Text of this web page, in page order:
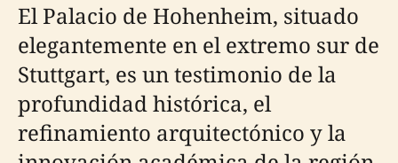
El Palacio de Hohenheim, situado
elegantemente en el extremo sur de
Stuttgart, es un testimonio de la
profundidad histórica, el
refinamiento arquitectónico y la